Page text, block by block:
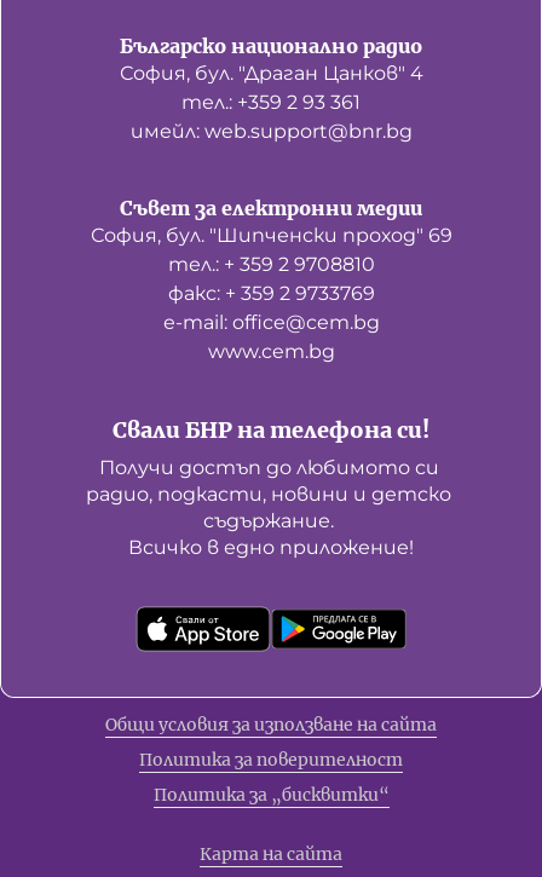
Българско национално радио
София, бул. "Драган Цанков" 4
тел.: +359 2 93 361
имейл: web.support@bnr.bg
Свали БНР на телефона си!
Получи достъп до любимото си
радио, подкасти, новини и детско
съдържание.
Всичко в едно приложение!
Съвет за електронни медии
София, бул. "Шипченски проход" 69
тел.: + 359 2 9708810
факс: + 359 2 9733769
е-mail: office@cem.bg
www.cem.bg
Общи условия за използване на сайта
Политика за поверителност
Политика за „бисквитки“
Карта на сайта